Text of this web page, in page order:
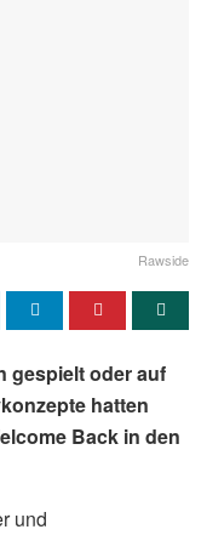
Rawside
gespielt oder auf
hatten
Back in den
und